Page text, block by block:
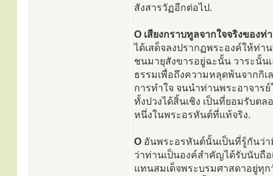
สังสารวัฏอีกต่อไป.
O เสียงกราบทูลจากใจจริงของ
ได้เสด็จลงปรากฏพระองค์ให้ท่า
ชนมายุสังขารอยู่ฉะนั้น วาระนั้
ธรรมเพื่อถึงความหลุดพ้นจากกิเ
การทำใจ จนนำท่านพระอาจาร
ทั้งปวงได้สิ้นเชิง เป็นที่ยอมรับต
หนึ่งในพระอรหันต์ที่แท้จริง.
O อันพระอรหันต์นั้นเป็นที่รู้กันว่
ว่าท่านเป็นองค์สำคัญได้รับนับถื
แทนสมเด็จพระบรมศาสดาอยู่ทุ